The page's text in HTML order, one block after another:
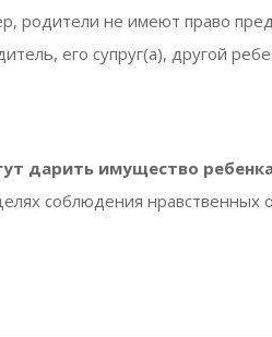
родители не имеют право
его супруг(а), другой
дарить имущество
соблюдения нравственных